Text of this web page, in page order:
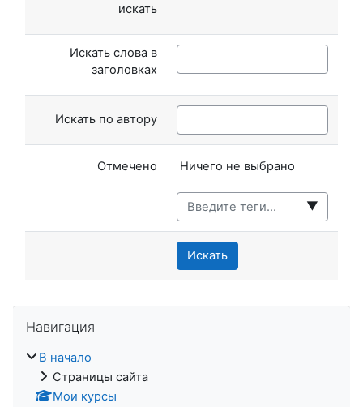
искать
Искать слова в
заголовках
Искать по автору
Отмечено Выбранные элементы:
Ничего не выбрано
▼
Искать
Навигация
В начало
Страницы сайта
Мои курсы